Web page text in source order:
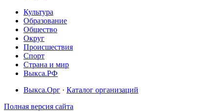
Культура
Образование
Общество
Округ
Происшествия
Спорт
Страна и мир
Выкса.РФ
Выкса.Орг · Каталог организаций
Полная версия сайта